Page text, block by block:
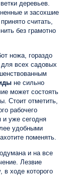
деревьев.
и засохшие
считать,
без грамотно
ножа, гораздо
для всех садовых
не сильно
может состоять
Стоит отметить,
рабочего
и уже сегодня
удобными
поменять.
и на все
Лезвие
в ходе которого